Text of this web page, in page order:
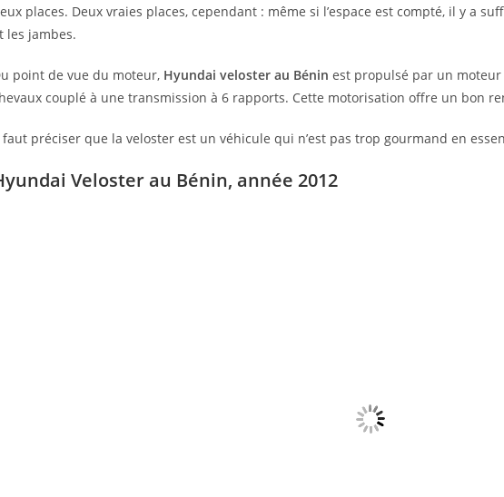
places. Deux vraies places, cependant : même si l’espace est compté, il y a
les jambes.
point de vue du moteur, Hyundai veloster au Bénin est propulsé par un
couplé à une transmission à 6 rapports. Cette motorisation offre un bon
préciser que la veloster est un véhicule qui n’est pas trop gourmand en
Veloster au Bénin, année 2012